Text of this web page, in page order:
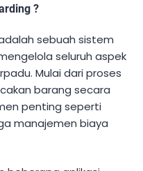
?
sebuah sistem
seluruh aspek
Mulai dari proses
barang secara
penting seperti
manajemen biaya